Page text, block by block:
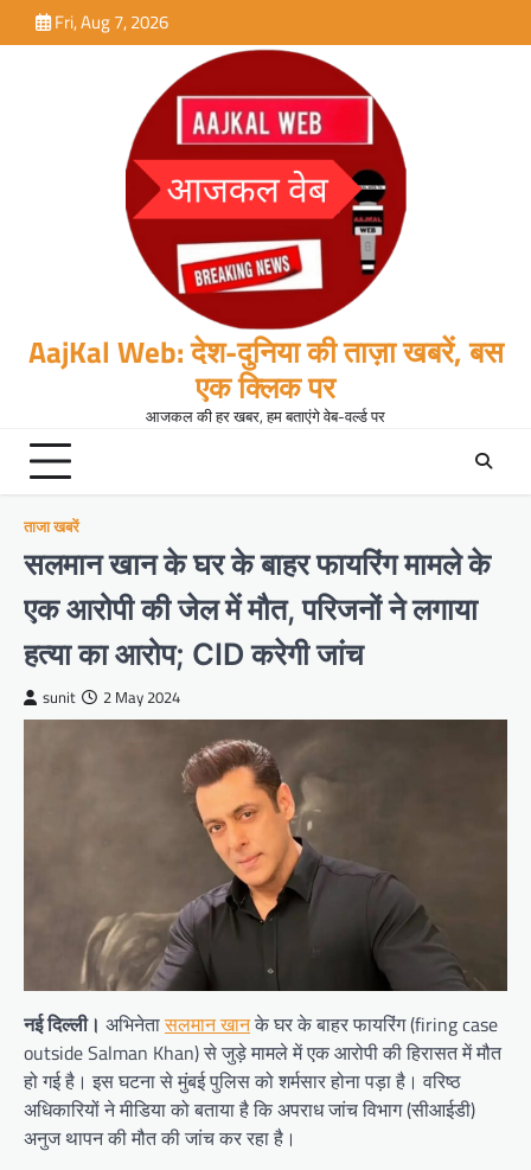
to
Fri, Aug 7, 2026
AajKal Web: देश-दुनिया की ताज़ा खबरें, बस
एक क्लिक पर
आजकल की हर खबर, हम बताएंगे वेब-वर्ल्ड पर
ताजा खबरें
सलमान खान के घर के बाहर फायरिंग मामले के
एक आरोपी की जेल में मौत, परिजनों ने लगाया
हत्या का आरोप; CID करेगी जांच
sunit 2 May 2024
नई दिल्ली। अभिनेतासलमान खानके घर के बाहर फायरिंग (firing case
outside Salman Khan) से जुड़े मामले में एक आरोपी की हिरासत में मौत
हो गई है। इस घटना से मुंबई पुलिस को शर्मसार होना पड़ा है। वरिष्ठ
अधिकारियों ने मीडिया को बताया है कि अपराध जांच विभाग (सीआईडी)
अनुज थापन की मौत की जांच कर रहा है।